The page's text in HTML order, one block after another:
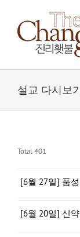
content
설교 다시보
Total 401
[6월 27일] 품
[6월 20일] 신